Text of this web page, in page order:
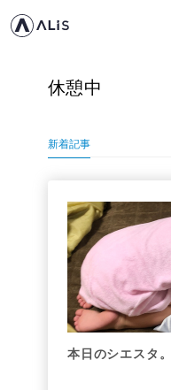
休憩中
新着記事
本日のシエスタ。